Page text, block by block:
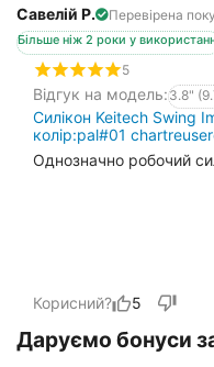
Савелій Р. Перевірена
Більше ніж 2 роки у
5
Відгук на модель:3.8"
Силікон Keitech Swing
колір:pal#01
Однозначно робочий
Корисний? 5
Даруємо бонуси